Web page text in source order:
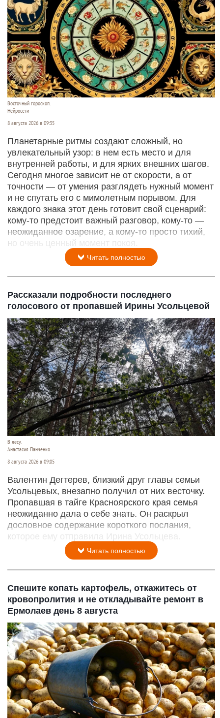
Восточный гороскоп.
Нейросети
8 августа 2026 в 09:35
Планетарные ритмы создают сложный, но
увлекательный узор: в нем есть место и для
внутренней работы, и для ярких внешних шагов.
Сегодня многое зависит не от скорости, а от
точности — от умения разглядеть нужный момент
и не спутать его с мимолетным порывом. Для
каждого знака этот день готовит свой сценарий:
кому‑то предстоит важный разговор, кому‑то —
неожиданное озарение, а кому‑то просто тихий,
но очень ценный момент покоя.
Читать полностью
Рассказали подробности последнего
голосового от пропавшей Ирины Усольцевой
В лесу.
Анастасия Панченко
8 августа 2026 в 09:05
Валентин Дегтерев, близкий друг главы семьи
Усольцевых, внезапно получил от них весточку.
Пропавшая в тайге Красноярского края семья
неожиданно дала о себе знать. Он раскрыл
дословное содержание короткого послания,
которое ему отправила Ирина Усольцева.
Читать полностью
Спешите копать картофель, откажитесь от
кровопролития и не откладывайте ремонт в
Ермолаев день 8 августа